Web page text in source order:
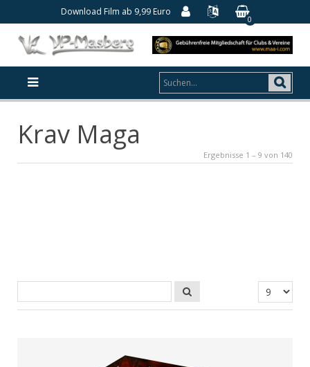
Download Film ab 9,99 Euro
0
Krav Maga
Ergebnisse 1 – 9 von 140